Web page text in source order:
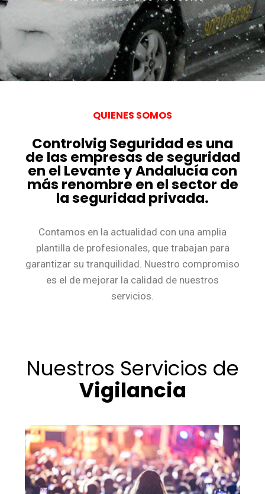
QUIENES SOMOS
Controlvig Seguridad es una
de las empresas de seguridad
en el Levante y Andalucía con
más renombre en el sector de
la seguridad privada.
Contamos en la actualidad con una amplia
plantilla de profesionales, que trabajan para
garantizar su tranquilidad. Nuestro compromiso
es el de mejorar la calidad de nuestros
servicios.
Nuestros Servicios de
Vigilancia